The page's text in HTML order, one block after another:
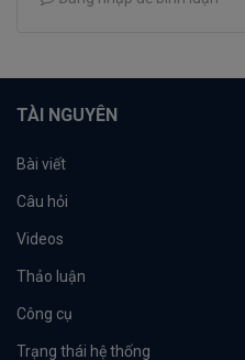
TÀI NGUYÊN
Bài viết
Câu hỏi
Videos
Thảo luận
Công cụ
Trạng thái hệ thống